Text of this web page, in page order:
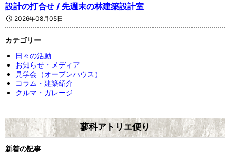
設計の打合せ / 先週末の林建築設計室
2026年08月05日
カテゴリー
日々の活動
お知らせ・メディア
見学会（オープンハウス）
コラム・建築紹介
クルマ・ガレージ
蓼科アトリエ便り
新着の記事